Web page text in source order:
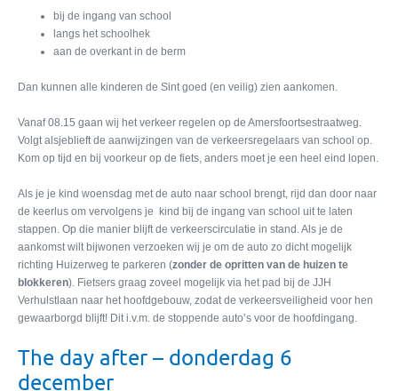
bij de ingang van school
langs het schoolhek
aan de overkant in de berm
Dan kunnen alle kinderen de Sint goed (en veilig) zien aankomen.
Vanaf 08.15 gaan wij het verkeer regelen op de Amersfoortsestraatweg.
Volgt alsjeblieft de aanwijzingen van de verkeersregelaars van school op.
Kom op tijd en bij voorkeur op de fiets, anders moet je een heel eind lopen.
Als je je kind woensdag met de auto naar school brengt, rijd dan door naar
de keerlus om vervolgens je kind bij de ingang van school uit te laten
stappen. Op die manier blijft de verkeerscirculatie in stand. Als je de
aankomst wilt bijwonen verzoeken wij je om de auto zo dicht mogelijk
richting Huizerweg te parkeren (zonder de opritten van de huizen te
blokkeren). Fietsers graag zoveel mogelijk via het pad bij de JJH
Verhulstlaan naar het hoofdgebouw, zodat de verkeersveiligheid voor hen
gewaarborgd blijft! Dit i.v.m. de stoppende auto’s voor de hoofdingang.
The day after – donderdag 6
december